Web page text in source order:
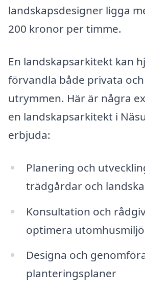
landskapsdesigner ligga
200 kronor per timme.
En landskapsarkitekt kan
förvandla både privata
utrymmen. Här är några
en landskapsarkitekt i
erbjuda:
Planering och
trädgårdar och
Konsultation och
optimera
Designa och
planteringsplaner